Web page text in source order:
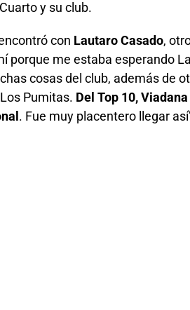
y su club.
con Lautaro Casado,
porque me estaba esperando
cosas del club, además de
Pumitas. Del Top 10,
. Fue muy placentero llegar